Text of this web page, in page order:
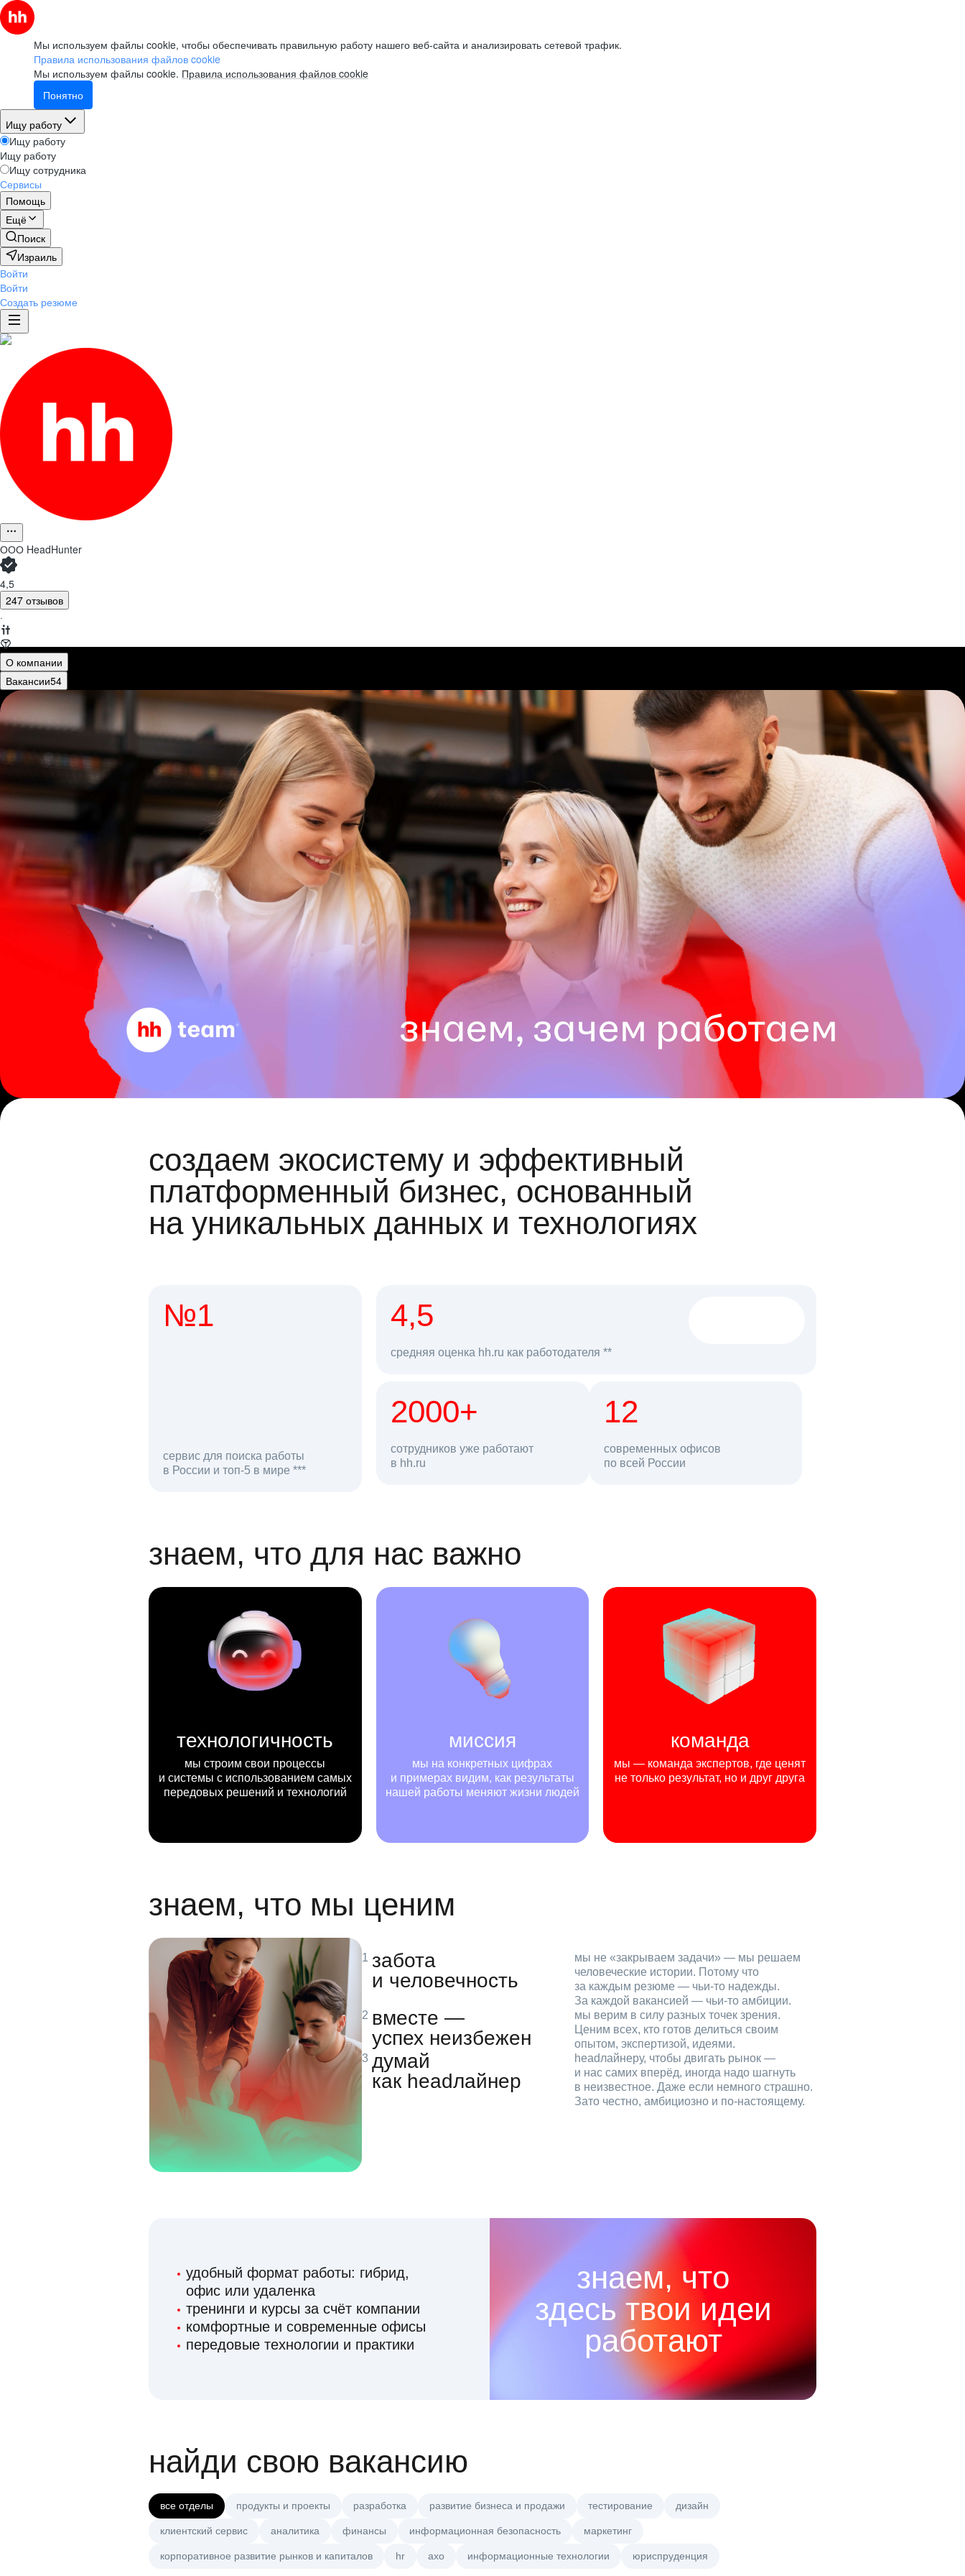
Мы используем файлы cookie, чтобы обеспечивать правильную работу нашего веб-сайта и анализировать сетевой трафик.
Правила использования файлов cookie
Мы используем файлы cookie. Правила использования файлов cookie
Понятно
Ищу работу
Ищу работу
Ищу работу
Ищу сотрудника
Сервисы
Помощь
Ещё
Поиск
Израиль
Войти
Войти
Создать резюме
ООО HeadHunter
4,5
247 отзывов
·
О компании
Вакансии54
создаем экосистему и эффективный
платформенный бизнес, основанный
на уникальных данных и технологиях
№1
сервис для поиска работы
в России и топ-5 в мире ***
откликов на вакансии
4,5
средняя оценка hh.ru как работодателя **
2000+
сотрудников уже работают
в hh.ru
68 млн 12
современных офисов
по всей Россиипользователей в день
знаем, что для нас важно
технологичность
мы строим свои процессы
и системы с использованием самых
передовых решений и технологий
миссия
мы на конкретных цифрах
и примерах видим, как результаты
нашей работы меняют жизни людей
команда
мы — команда экспертов, где ценят
не только результат, но и друг друга
знаем, что мы ценим
забота
и человечность
мы не «закрываем задачи» — мы решаем
человеческие истории. Потому что
за каждым резюме — чьи‑то надежды.
За каждой вакансией — чьи‑то амбиции.
вместе —
успех неизбежен
мы верим в силу разных точек зрения.
Ценим всех, кто готов делиться своим
опытом, экспертизой, идеями.
думай
как headлайнер
headлайнеру, чтобы двигать рынок —
и нас самих вперёд, иногда надо шагнуть
в неизвестное. Даже если немного страшно.
Зато честно, амбициозно и по‑настоящему.
удобный формат работы: гибрид,
офис или удаленка
тренинги и курсы за счёт компании
комфортные и современные офисы
передовые технологии и практики
знаем, что
здесь твои идеи
работают
найди свою вакансию
все отделы продукты и проекты разработка развитие бизнеса и продажи тестирование дизайн
клиентский сервис аналитика финансы информационная безопасность маркетинг
корпоративное развитие рынков и капиталов hr axo информационные технологии юриспруденция